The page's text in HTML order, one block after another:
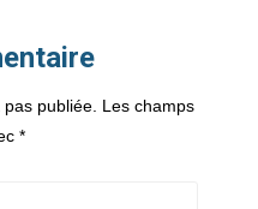
publiée. Les champs
*